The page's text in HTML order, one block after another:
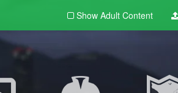
Show Adult Content